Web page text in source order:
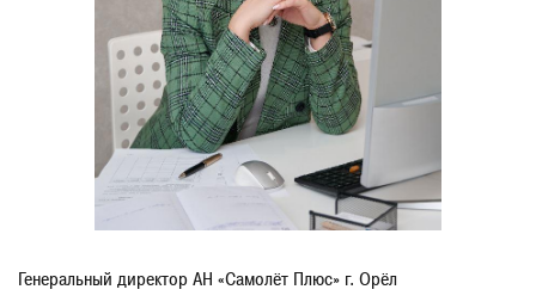
Генеральный директор АН «Самолёт Плюс» г. Орёл